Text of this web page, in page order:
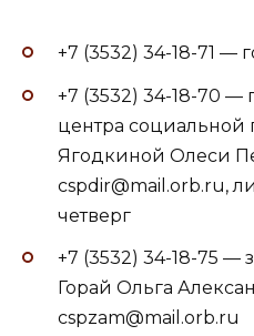
+7 (3532) 34-18-71 —
+7 (3532) 34-18-70
центра
Ягодкиной Олеси
cspdir@mail.orb.ru,
четверг
+7 (3532) 34-18-75 —
Горай Ольга
cspzam@mail.orb.ru